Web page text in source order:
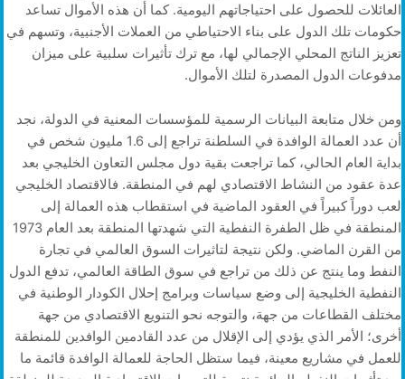
العائلات للحصول على احتياجاتهم اليومية. كما أن هذه الأموال تساعد
حكومات تلك الدول على بناء الاحتياطي من العملات الأجنبية، وتسهم في
تعزيز الناتج المحلي الإجمالي لها، مع ترك تأثيرات سلبية على ميزان
مدفوعات الدول المصدرة لتلك الأموال.
ومن خلال متابعة البيانات الرسمية للمؤسسات المعنية في الدولة، نجد
أن عدد العمالة الوافدة في السلطنة تراجع إلى 1.6 مليون شخص في
بداية العام الحالي، كما تراجعت بقية دول مجلس التعاون الخليجي بعد
عدة عقود من النشاط الاقتصادي لهم في المنطقة. فالاقتصاد الخليجي
لعب دوراً كبيراً في العقود الماضية في استقطاب هذه العمالة إلى
المنطقة في ظل الطفرة النفطية التي شهدتها المنطقة بعد العام 1973
من القرن الماضي. ولكن نتيجة لتاثيرات السوق العالمي في تجارة
النفط وما ينتج عن ذلك من تراجع في سوق الطاقة العالمي، تدفع الدول
النفطية الخليجية إلى وضع سياسات وبرامج إحلال الكودار الوطنية في
مختلف القطاعات من جهة، والتوجه نحو التنويع الاقتصادي من جهة
أخرى؛ الأمر الذي يؤدي إلى الإقلال من عدد القادمين الوافدين للمنطقة
للعمل في مشاريع معينة، فيما ستظل الحاجة للعمالة الوافدة قائمة ما